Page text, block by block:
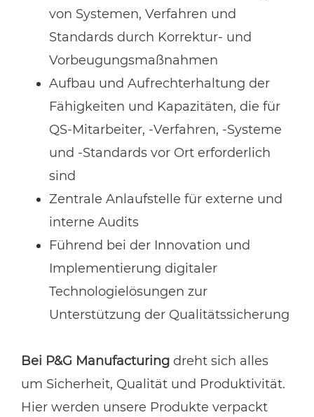
von Systemen, Verfahren und
Standards durch Korrektur- und
Vorbeugungsmaßnahmen
Aufbau und Aufrechterhaltung der
Fähigkeiten und Kapazitäten, die für
QS-Mitarbeiter, -Verfahren, -Systeme
und -Standards vor Ort erforderlich
sind
Zentrale Anlaufstelle für externe und
interne Audits
Führend bei der Innovation und
Implementierung digitaler
Technologielösungen zur
Unterstützung der Qualitätssicherung
Bei P&G Manufacturing dreht sich alles
um Sicherheit, Qualität und Produktivität.
Hier werden unsere Produkte verpackt